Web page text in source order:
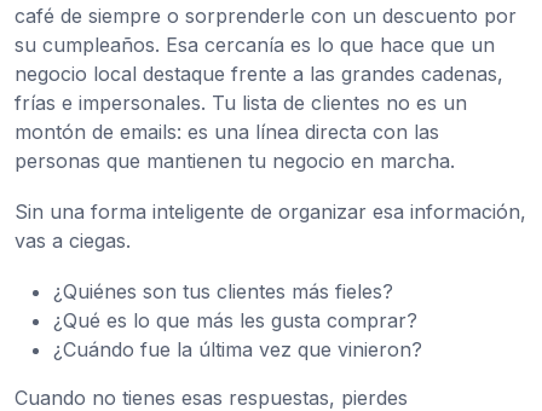
café de siempre o sorprenderle con un descuento por
su cumpleaños. Esa cercanía es lo que hace que un
negocio local destaque frente a las grandes cadenas,
frías e impersonales. Tu lista de clientes no es un
montón de emails: es una línea directa con las
personas que mantienen tu negocio en marcha.
Sin una forma inteligente de organizar esa información,
vas a ciegas.
¿Quiénes son tus clientes más fieles?
¿Qué es lo que más les gusta comprar?
¿Cuándo fue la última vez que vinieron?
Cuando no tienes esas respuestas, pierdes